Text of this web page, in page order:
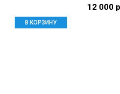
12 000
В КОРЗИНУ